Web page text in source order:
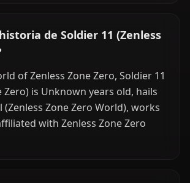
de Soldier 11 (Zenless
of Zenless Zone Zero, Soldier 11
Zero) is Unknown years old, hails
Zone Zero World), works
with Zenless Zone Zero